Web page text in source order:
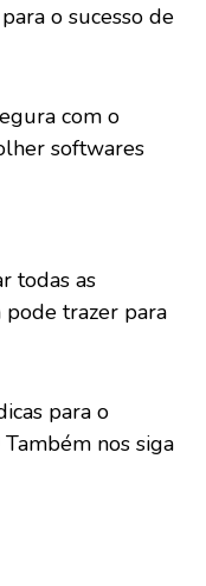
o sucesso de
com o
softwares
todas as
trazer para
para o
nos siga